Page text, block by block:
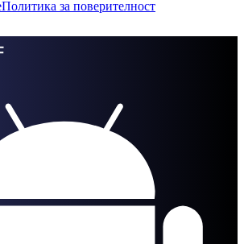
Политика за поверителност